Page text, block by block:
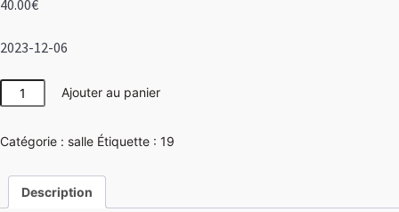
40.00€
2023-12-06
quantité
de
Vegas
Ajouter au panier
Catégorie : salle Étiquette : 19
Description